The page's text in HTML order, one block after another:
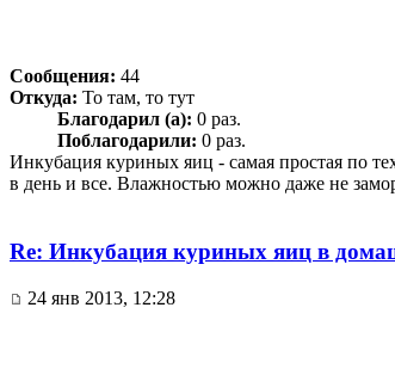
Сообщения: 44
Откуда: То там, то тут
Благодарил (а): 0 раз.
Поблагодарили: 0 раз.
Инкубация куриных яиц - самая простая по
в день и все. Влажностью можно даже не
Re: Инкубация куриных яиц в
24 янв 2013, 12:28